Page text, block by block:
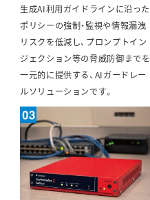
生成AI利用ガイドラインに沿った
ポリシーの強制・監視や情報漏洩
リスクを低減し、プロンプトイン
ジェクション等の脅威防御までを
一元的に提供する、AIガードレー
ルソリューションです。